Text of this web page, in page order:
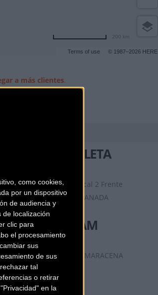
como cookies,
por un dispositivo
de audiencia y
de localización
clic para
el procesamiento
sus
de sus
tal
o retirar
en la
Terms of use © 1987–2026 HERE
200 km
a más clientes.
BICICLETAS COLETA
Calle de la Sultana 1, local 2 Frente
Palacio de Deportes
GRANADA
(Granada)
BICICLETAS MAM
Calle de la Rivera S/N
MARACENA
(Granada)